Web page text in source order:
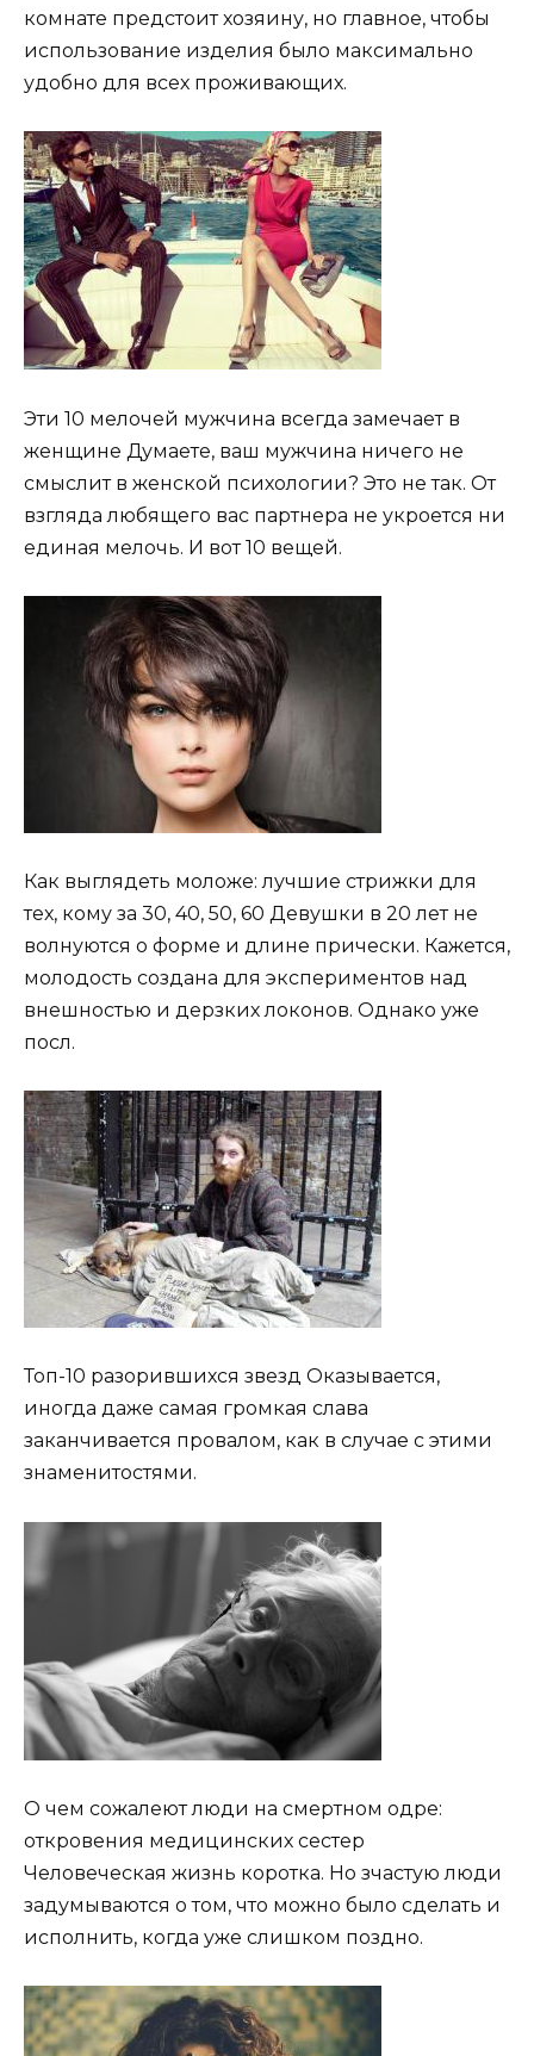
комнате предстоит хозяину, но главное, чтобы
использование изделия было максимально
удобно для всех проживающих.
Эти 10 мелочей мужчина всегда замечает в
женщине Думаете, ваш мужчина ничего не
смыслит в женской психологии? Это не так. От
взгляда любящего вас партнера не укроется ни
единая мелочь. И вот 10 вещей.
Как выглядеть моложе: лучшие стрижки для
тех, кому за 30, 40, 50, 60 Девушки в 20 лет не
волнуются о форме и длине прически. Кажется,
молодость создана для экспериментов над
внешностью и дерзких локонов. Однако уже
посл.
Топ-10 разорившихся звезд Оказывается,
иногда даже самая громкая слава
заканчивается провалом, как в случае с этими
знаменитостями.
О чем сожалеют люди на смертном одре:
откровения медицинских сестер
Человеческая жизнь коротка. Но зчастую люди
задумываются о том, что можно было сделать и
исполнить, когда уже слишком поздно.